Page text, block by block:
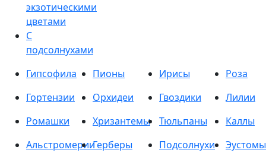
экзотическими
цветами
С
подсолнухами
Гипсофила
Пионы Ирисы
Роза
Гортензии
Орхидеи Гвоздики
Лилии
Ромашки
Хризантемы Тюльпаны
Каллы
АльстромерииГерберы Подсолнухи
Эустомы